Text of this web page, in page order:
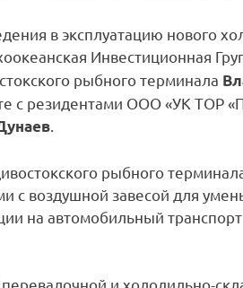
в эксплуатацию нового
Инвестиционная
рыбного терминала
с резидентами ООО «УК ТОР
рыбного
с воздушной завесой для
на автомобильный
и холодильно-